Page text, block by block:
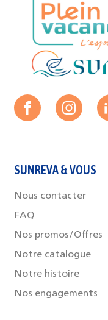
SUNREVA & VOUS
Nous contacter
FAQ
Nos promos/Offres
Notre catalogue
Notre histoire
Nos engagements